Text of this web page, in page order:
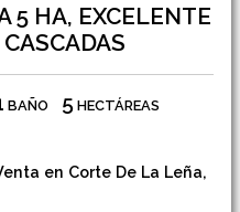
5 HA, EXCELENTE
BAÑO 5 HECTÁREAS
en Corte De La Leña,